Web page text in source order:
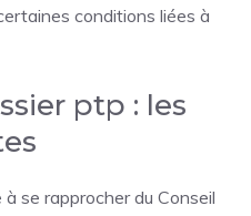
conditions liées à
ptp : les
se rapprocher du Conseil